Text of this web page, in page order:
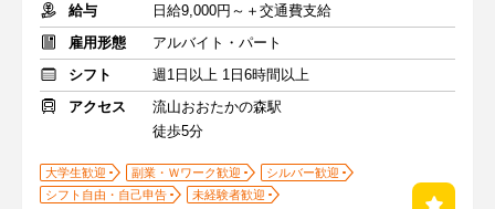
給与
日給9,000円～＋交通費支給
雇用形態
アルバイト・パート
シフト
週1日以上 1日6時間以上
アクセス
流山おおたかの森駅
徒歩5分
大学生歓迎 副業・Ｗワーク歓迎
シルバー歓迎
シフト自由・自己申告
未経験者歓迎